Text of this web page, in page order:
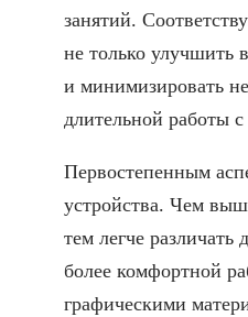
занятий.
не только улучшить
и минимизировать
длительной работы
Первостепенным
устройства. Чем
тем легче различать
более комфортной
графическими